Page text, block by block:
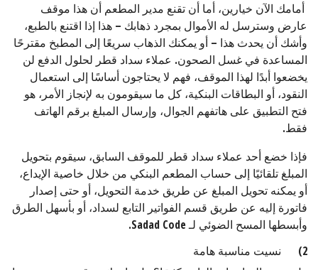
أمامك الآن خيارين، أما أن تقنع مدير المطعم أن هذا موقف
عارض وسترسل له الأموال بمجرد ذهابك – هذا إذا اقتنع بالطبع،
وأشك أن يحدث هذا – أو يمكنك الذهاب سريعًا إلى المطبخ مقترحًا
المساعدة في غسل الصحون. عملاء سداد قطر لحلول الدفع لن
يخضعوا أبدًا لهذا الموقف، فهم لا يحتاجون أساسًا إلى استعمال
النقود، أو البطاقات البنكية، كل ما سيقومون به لإنجاز الأمر، هو
فتح التطبيق على هاتفهم الجوال، وإرسال المبلغ برقم الهاتف
فقط.
فإذا خضع أحد عملاء سداد قطر للموقف السابق، سيقوم بتحويل
المبلغ تلقائيًا إلى حساب المطعم البنكي من خلال خاصية الإيداع،
أو يمكنه تحويل المبلغ عن طريق خدمة التحويل، أو حتى إصدار
فاتورة إليه عن طريق قسم الفواتير التابع لسداد، أو بأسهل الطرق
وأبسطها المسح الضوئي لـ Sadad Code.
2) نسيت مناسبة هامة